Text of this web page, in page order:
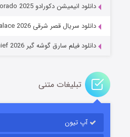
قسمت۲ (زیرنویس)
دانلود انیمیشن دکورادو Decorado 2025
دانلود سریال قصر شرقی The East Palace 2026
دانلود فیلم سارق گوشه گیر The Isolate Thief 2026
تبلیغات متنی
آپ تیون